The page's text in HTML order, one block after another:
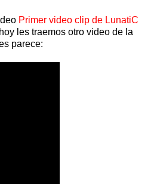
Primer video clip de LunatiC
les traemos otro video de la
parece: